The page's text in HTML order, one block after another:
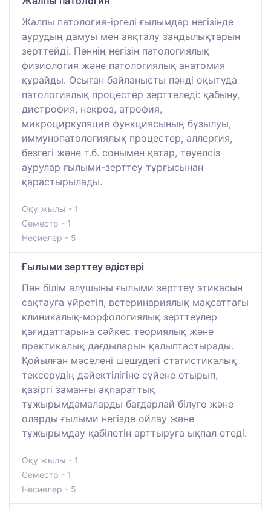
Жалпы патология-іргелі ғылымдар негізінде
аурудың дамуы мен аяқталу заңдылықтарын
зерттейді. Пәннің негізін патологиялық
физиология және патологиялық анатомия
құрайды. Осыған байланысты пәнді оқытуда
патологиялық процестер зерттеледі: қабыну,
дистрофия, некроз, атрофия,
микроциркуляция функциясының бұзылуы,
иммунопатологиялық процестер, аллергия,
безгегі және т.б. сонымен қатар, тәуелсіз
аурулар ғылыми-зерттеу тұрғысынан
қарастырылады.
Оқу жылы - 1
Семестр - 1
Несиелер - 5
Ғылыми зерттеу әдістері
Пән білім алушыны ғылыми зерттеу этикасын
сақтауға үйретіп, ветеринариялық мақсаттағы
клиникалық-морфологиялық зерттеулер
қағидаттарына сәйкес теориялық және
практикалық дағдыларын қалыптастырады.
Қойылған мәселені шешудегі статистикалық
тексерудің дәйектілігіне сүйене отырып,
қазіргі заманғы ақпараттық
тұжырымдамаларды бағдарлай білуге және
оларды ғылыми негізде ойлау және
тұжырымдау қабілетін арттыруға ықпал етеді.
Оқу жылы - 1
Семестр - 1
Несиелер - 5